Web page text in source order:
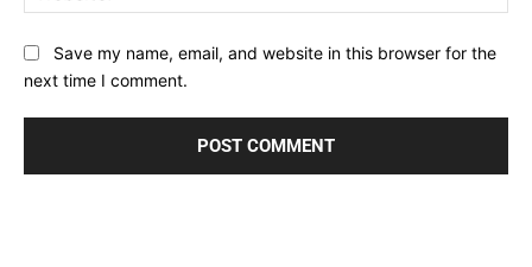
Save my name, email, and website in this browser for the
next time I comment.